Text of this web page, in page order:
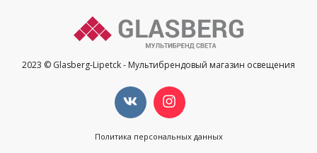
2023 © Glasberg-Lipetck - Мультибрендовый магазин освещения
Политика персональных данных